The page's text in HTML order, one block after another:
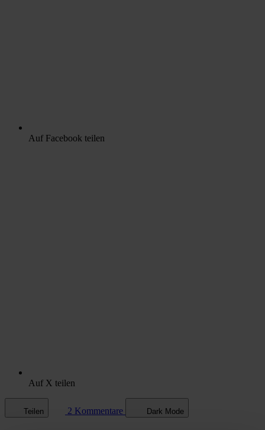
Auf Facebook teilen
Auf X teilen
Teilen 2 Kommentare Dark Mode